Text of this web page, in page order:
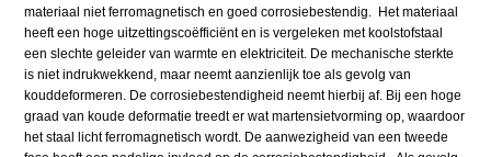
materiaal niet ferromagnetisch en goed corrosiebestendig. Het materiaal
heeft een hoge uitzettingscoëfficiënt en is vergeleken met koolstofstaal
een slechte geleider van warmte en elektriciteit. De mechanische sterkte
is niet indrukwekkend, maar neemt aanzienlijk toe als gevolg van
kouddeformeren. De corrosiebestendigheid neemt hierbij af. Bij een hoge
graad van koude deformatie treedt er wat martensietvorming op, waardoor
het staal licht ferromagnetisch wordt. De aanwezigheid van een tweede